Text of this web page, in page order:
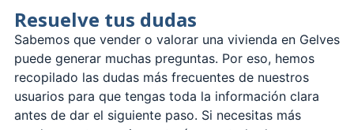
Resuelve tus dudas
Sabemos que vender o valorar una vivienda en Gelves
puede generar muchas preguntas. Por eso, hemos
recopilado las dudas más frecuentes de nuestros
usuarios para que tengas toda la información clara
antes de dar el siguiente paso. Si necesitas más